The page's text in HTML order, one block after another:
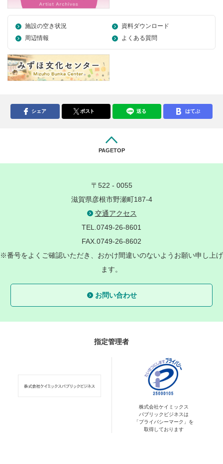
施設の空き状況
資料ダウンロード
周辺情報
よくある質問
シェア ポスト 送る はてぶ
PAGETOP
〒522 - 0055
滋賀県彦根市野瀬町187-4
交通アクセス
TEL.0749-26-8601
FAX.0749-26-8602
※番号をよくご確認いただき、おかけ間違いのないようお願い申し上げ
ます。
お問い合わせ
指定管理者
株式会社ケイミックス
パブリックビジネスは
「プライバシーマーク」を
取得しております